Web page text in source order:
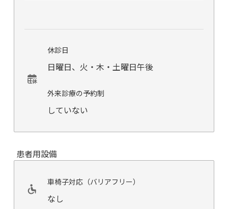
休診日
日曜日、火・木・土曜日午後
外来診療の予約制
していない
患者用設備
車椅子対応（バリアフリー）
なし